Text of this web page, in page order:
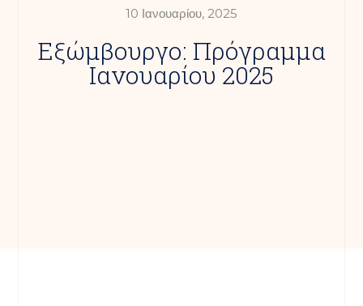
10 Ιανουαρίου, 2025
Εξώμβουργο: Πρόγραμμα
Ιανουαρίου 2025